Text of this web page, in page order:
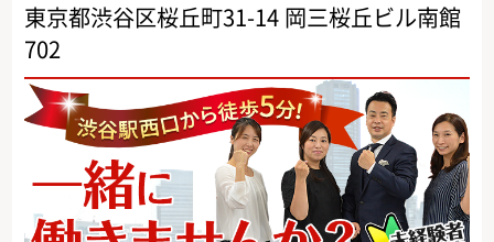
東京都渋谷区桜丘町31-14 岡三桜丘ビル南館
702